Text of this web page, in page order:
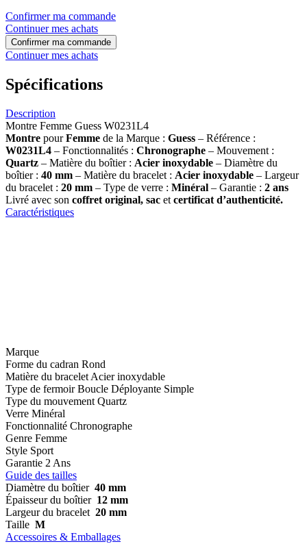
Confirmer ma commande
Continuer mes achats
Confirmer ma commande
Continuer mes achats
Spécifications
Description
Montre Femme Guess W0231L4
Montre pourFemme de la Marque : Guess – Référence :
W0231L4 – Fonctionnalités : Chronographe – Mouvement :
Quartz – Matière du boîtier : Acier inoxydable – Diamètre du
boîtier : 40 mm – Matière du bracelet : Acier inoxydable – Largeur
du bracelet : 20 mm – Type de verre : Minéral – Garantie : 2 ans
Livré avec son coffret original, sac et certificat d’authenticité.
Caractéristiques
Marque
Forme du cadran Rond
Matière du bracelet Acier inoxydable
Type de fermoir Boucle Déployante Simple
Type du mouvement Quartz
Verre Minéral
Fonctionnalité Chronographe
Genre Femme
Style Sport
Garantie 2 Ans
Guide des tailles
Diamètre du boîtier 40 mm
Épaisseur du boîtier 12 mm
Largeur du bracelet 20 mm
Taille M
Accessoires & Emballages